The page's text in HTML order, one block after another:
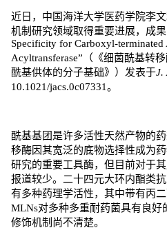
近日，中国海洋大学医药学院李
机制研究领域取得重要进展，成
Specificity for Carboxyl-
Acyltransferase”（《细菌酰基转
酰基供体的分子基础》）发表于J.
10.1021/jacs.0c07331。
酰基基团是许多活性天然产物的
移酶因其宽泛的底物选择性成为
研究的重要工具酶，但目前对于
报道较少。二十四元大环内酯类抗
有多种药理学活性，其中带有丙
MLNs对多种多重耐药菌具有良
修饰机制尚不清楚。